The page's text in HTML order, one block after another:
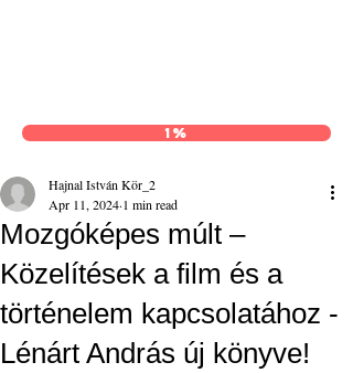
1%
Mozgóképes múlt –
Közelítések a film és a
történelem kapcsolatához -
Lénárt András új könyve!
Hajnal István Kör_2
Apr 11, 2024 1 min read